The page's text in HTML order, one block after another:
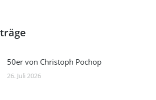
50er von Christoph Pochop
26. Juli 2026